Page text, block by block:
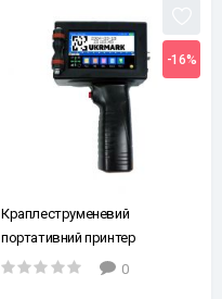
-16%
Краплеструменевий
портативний принтер
UKRMARK H-254. 25.4 мм (без
0